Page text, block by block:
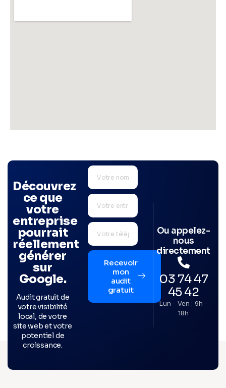
Découvrez
ce que
votre
entreprise
pourrait
réellement
générer
sur
Google.
Audit gratuit de
votre visibilité
local, de votre
site web et votre
potentiel de
croissance.
Recevoir
mon
audit
gratuit
Ou appelez-
nous
directement
03 74 47
45 42
Lun - Ven : 9h -
18h